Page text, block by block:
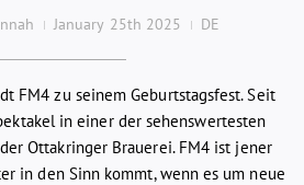
January 25th 2025 DE
FM4 zu seinem Geburtstagsfest. Seit
in einer der sehenswertesten
Ottakringer Brauerei. FM4 ist jener
in den Sinn kommt, wenn es um neue